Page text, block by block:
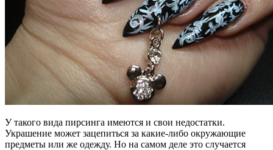
У такого вида пирсинга имеются и свои недостатки.
Украшение может зацепиться за какие-либо окружающие
предметы или же одежду. Но на самом деле это случается